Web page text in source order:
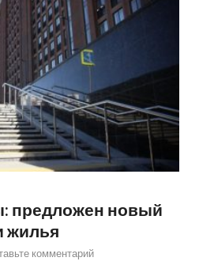
предложен новый
жилья
комментарий